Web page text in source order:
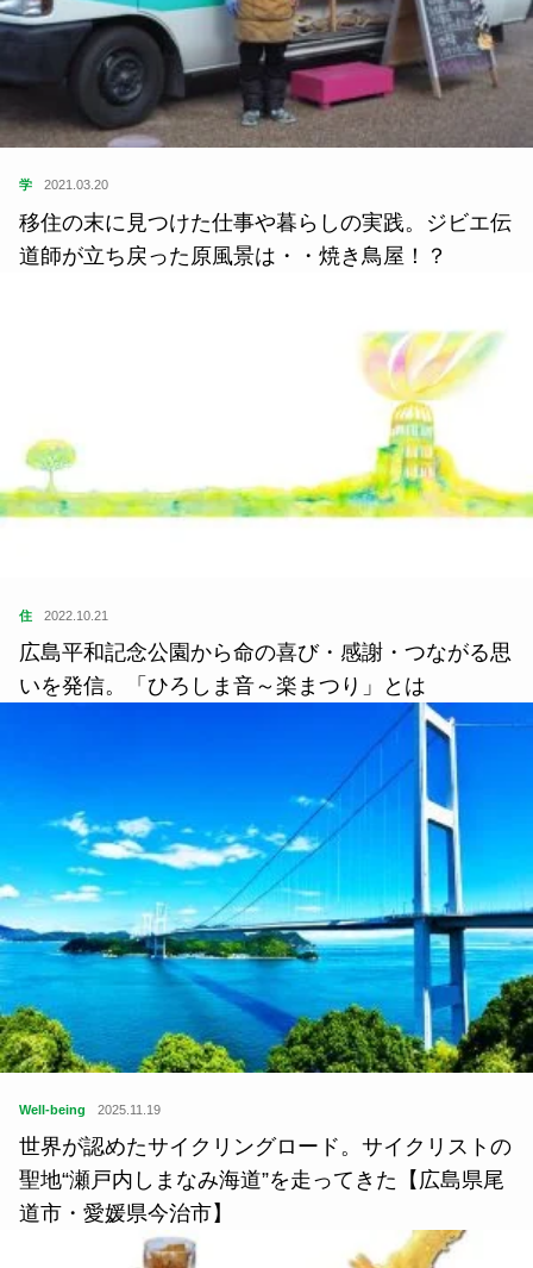
学 2021.03.20
移住の末に見つけた仕事や暮らしの実践。ジビエ伝
道師が立ち戻った原風景は・・焼き鳥屋！？
住 2022.10.21
広島平和記念公園から命の喜び・感謝・つながる思
いを発信。「ひろしま音～楽まつり」とは
Well-being 2025.11.19
世界が認めたサイクリングロード。サイクリストの
聖地“瀬戸内しまなみ海道”を走ってきた【広島県尾
道市・愛媛県今治市】